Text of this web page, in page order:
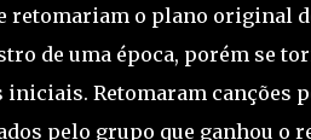
retomariam o plano original
de uma época, porém se
Retomaram canções
pelo grupo que ganhou o